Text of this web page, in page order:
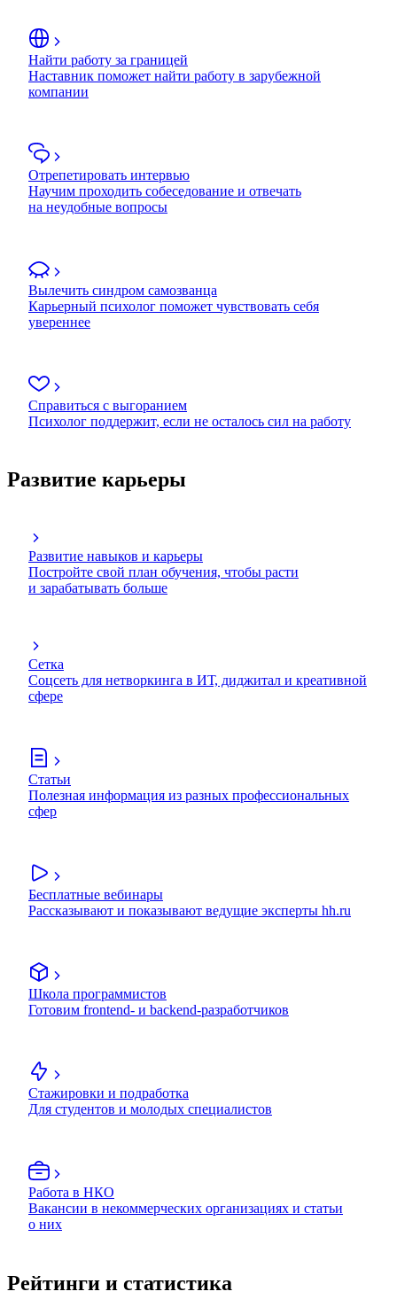
Найти работу за границей
Наставник поможет найти работу в зарубежной
компании
Отрепетировать интервью
Научим проходить собеседование и отвечать
на неудобные вопросы
Вылечить синдром самозванца
Карьерный психолог поможет чувствовать себя
увереннее
Справиться с выгоранием
Психолог поддержит, если не осталось сил на работу
Развитие карьеры
Развитие навыков и карьеры
Постройте свой план обучения, чтобы расти
и зарабатывать больше
Сетка
Соцсеть для нетворкинга в ИТ, диджитал и креативной
сфере
Статьи
Полезная информация из разных профессиональных
сфер
Бесплатные вебинары
Рассказывают и показывают ведущие эксперты hh.ru
Школа программистов
Готовим frontend- и backend-разработчиков
Стажировки и подработка
Для студентов и молодых специалистов
Работа в НКО
Вакансии в некоммерческих организациях и статьи
о них
Рейтинги и статистика